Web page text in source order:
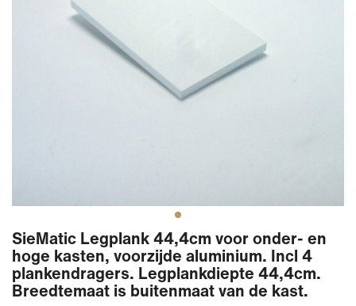
SieMatic Legplank 44,4cm voor onder- en
hoge kasten, voorzijde aluminium. Incl 4
plankendragers. Legplankdiepte 44,4cm.
Breedtemaat is buitenmaat van de kast.